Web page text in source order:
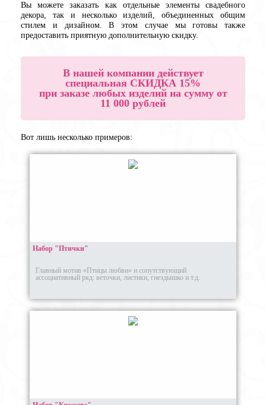
Вы можете заказать как отдельные элементы свадебного
декора, так и несколько изделий, объединенных общим
стилем и дизайном. В этом случае мы готовы также
предоставить приятную дополнительную скидку.
В нашей компании действует
специальная СКИДКА 15%
при заказе любых изделий на сумму от
11 000 рублей
Вот лишь несколько примеров:
Набор "Птички"
Главный мотив «Птицы любви» и сопутствующий
ассоциативный ряд: веточки, листики, гнездышко и т.д.